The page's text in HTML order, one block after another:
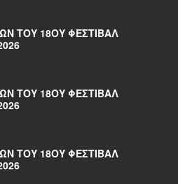
ΤΟΥ 18ΟΥ ΦΕΣΤΙΒΆΛ
ΤΟΥ 18ΟΥ ΦΕΣΤΙΒΆΛ
ΤΟΥ 18ΟΥ ΦΕΣΤΙΒΆΛ